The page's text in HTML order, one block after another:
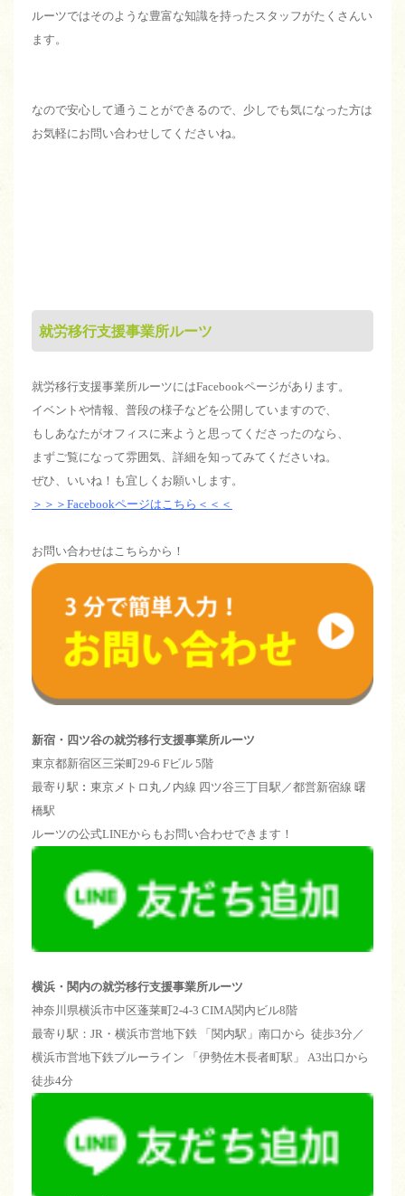
ルーツではそのような豊富な知識を持ったスタッフがたくさんい
ます。
なので安心して通うことができるので、少しでも気になった方は
お気軽にお問い合わせしてくださいね。
就労移行支援事業所ルーツ
就労移行支援事業所ルーツにはFacebookページがあります。
イベントや情報、普段の様子などを公開していますので、
もしあなたがオフィスに来ようと思ってくださったのなら、
まずご覧になって雰囲気、詳細を知ってみてくださいね。
ぜひ、いいね！も宜しくお願いします。
＞＞＞Facebookページはこちら＜＜＜
お問い合わせはこちらから！
新宿・四ツ谷の就労移行支援事業所ルーツ
東京都新宿区三栄町29-6 Fビル 5階
最寄り駅︰東京メトロ丸ノ内線 四ツ谷三丁目駅／都営新宿線 曙
橋駅
ルーツの公式LINEからもお問い合わせできます！
横浜・関内の就労移行支援事業所ルーツ
神奈川県横浜市中区蓬莱町2-4-3 CIMA関内ビル8階
最寄り駅：JR・横浜市営地下鉄 「関内駅」南口から 徒歩3分／
横浜市営地下鉄ブルーライン 「伊勢佐木長者町駅」 A3出口から
徒歩4分